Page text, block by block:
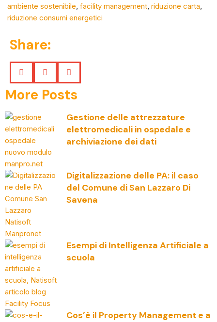
ambiente sostenibile, facility management, riduzione carta,
riduzione consumi energetici
Share:
More Posts
Gestione delle attrezzature
elettromedicali in ospedale e
archiviazione dei dati
Digitalizzazione delle PA: il caso
del Comune di San Lazzaro Di
Savena
Esempi di Intelligenza Artificiale a
scuola
Cos’è il Property Management e a